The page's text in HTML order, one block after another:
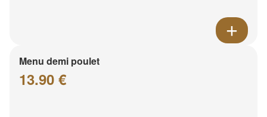
Menu demi poulet
13.90 €